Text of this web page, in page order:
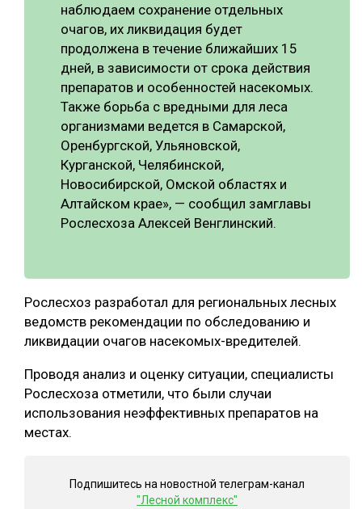
наблюдаем сохранение отдельных
очагов, их ликвидация будет
продолжена в течение ближайших 15
дней, в зависимости от срока действия
препаратов и особенностей насекомых.
Также борьба с вредными для леса
организмами ведется в Самарской,
Оренбургской, Ульяновской,
Курганской, Челябинской,
Новосибирской, Омской областях и
Алтайском крае», — сообщил замглавы
Рослесхоза Алексей Венглинский.
Рослесхоз разработал для региональных лесных
ведомств рекомендации по обследованию и
ликвидации очагов насекомых-вредителей.
Проводя анализ и оценку ситуации, специалисты
Рослесхоза отметили, что были случаи
использования неэффективных препаратов на
местах.
Подпишитесь на новостной телеграм-канал
"Лесной комплекс"